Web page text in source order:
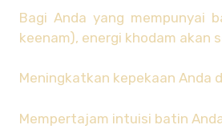
Bagi Anda yang mempunyai
keenam), energi khodam akan
Meningkatkan kepekaan Anda
Mempertajam intuisi batin